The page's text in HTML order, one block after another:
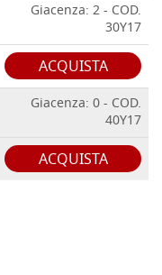
Giacenza: 2 - COD.
30Y17
ACQUISTA
Giacenza: 0 - COD.
40Y17
ACQUISTA